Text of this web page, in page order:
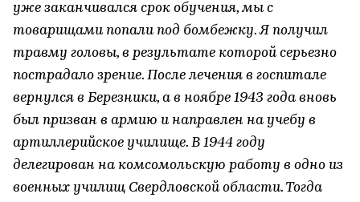
уже заканчивался срок обучения, мы с
товарищами попали под бомбежку. Я получил
травму головы, в результате которой серьезно
пострадало зрение. После лечения в госпитале
вернулся в Березники, а в ноябре 1943 года вновь
был призван в армию и направлен на учебу в
артиллерийское училище. В 1944 году
делегирован на комсомольскую работу в одно из
военных училищ Свердловской области. Тогда